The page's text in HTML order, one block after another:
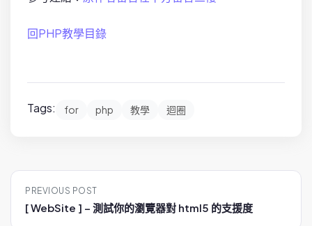
回PHP教學目錄
Tags: for php 教學 迴圈
P
PREVIOUS POST
[ WebSite ] – 測試你的瀏覽器對 html5 的支援度